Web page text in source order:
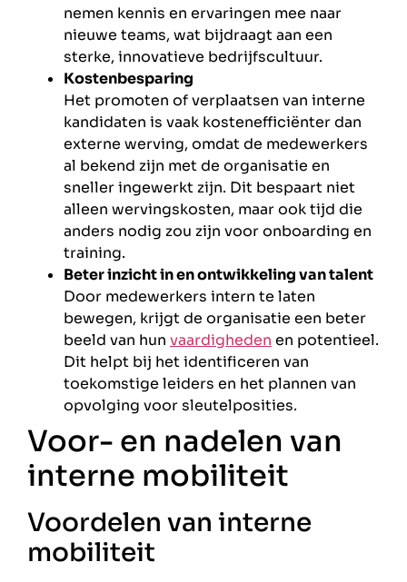
nemen kennis en ervaringen mee naar
nieuwe teams, wat bijdraagt aan een
sterke, innovatieve bedrijfscultuur.
Kostenbesparing
Het promoten of verplaatsen van interne
kandidaten is vaak kostenefficiënter dan
externe werving, omdat de medewerkers
al bekend zijn met de organisatie en
sneller ingewerkt zijn. Dit bespaart niet
alleen wervingskosten, maar ook tijd die
anders nodig zou zijn voor onboarding en
training.
Beter inzicht in en ontwikkeling van talent
Door medewerkers intern te laten
bewegen, krijgt de organisatie een beter
beeld van hun vaardigheden en potentieel.
Dit helpt bij het identificeren van
toekomstige leiders en het plannen van
opvolging voor sleutelposities.
Voor- en nadelen van
interne mobiliteit
Voordelen van interne
mobiliteit